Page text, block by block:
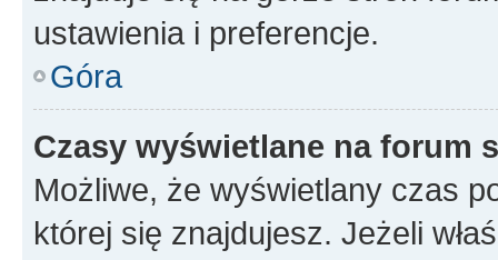
ustawienia i preferencje.
Góra
Czasy wyświetlane na forum
Możliwe, że wyświetlany czas
której się znajdujesz. Jeżeli